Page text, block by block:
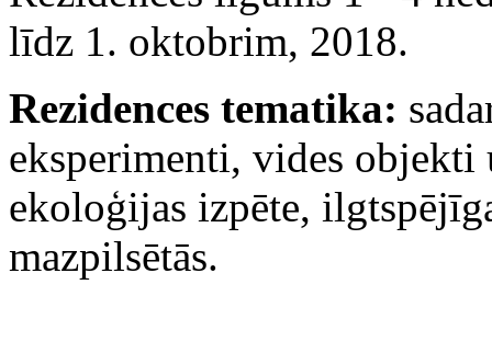
līdz 1. oktobrim, 2018.
Rezidences tematika:
eksperimenti, vides objekti
ekoloģijas izpēte,
mazpilsētās.